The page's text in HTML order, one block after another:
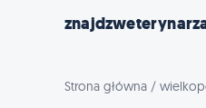
Strona główna /